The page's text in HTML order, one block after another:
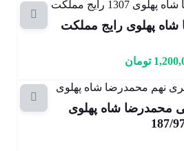
رضا شاه پهلوی رایج مملکت
تومان
100 ریالی محمدرضا شاه پهلوی